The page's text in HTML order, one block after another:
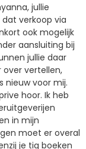
jullie
verkoop via
ook mogelijk
aansluiting bij
jullie daar
over vertellen,
nieuw voor mij.
hoor. Ik heb
in mijn
moet er overal
je tig boeken